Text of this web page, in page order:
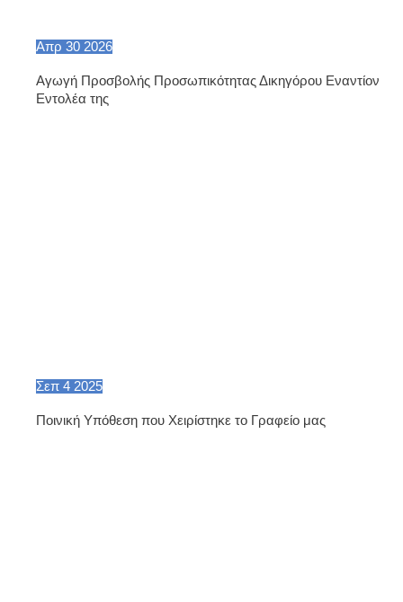
Απρ 30 2026
Αγωγή Προσβολής Προσωπικότητας Δικηγόρου Εναντίον
Εντολέα της
Σεπ 4 2025
Ποινική Υπόθεση που Χειρίστηκε το Γραφείο μας